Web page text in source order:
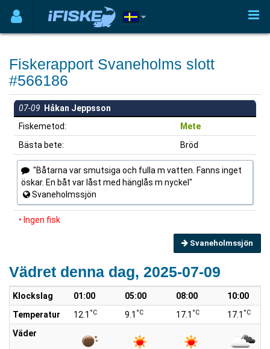
Fiskerapport Svaneholms slott
#566186
07-09 Håkan Jeppsson
Fiskemetod:
Mete
Bästa bete:
Bröd
"Båtarna var smutsiga och fulla m vatten. Fanns inget
öskar. En båt var låst med hänglås m nyckel"
Svaneholmssjön
• Ingen fisk
Svaneholmssjön
Vädret denna dag, 2025-07-09
Klockslag 01:00 05:00 08:00
10:00
Temperatur
12.1 °C 9.1 °C 17.1 °C 17.1 °C
Väder